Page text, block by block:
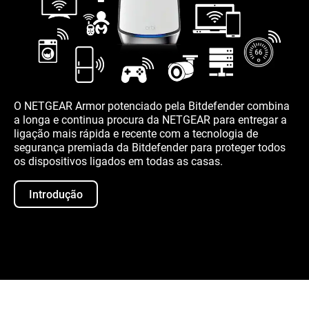
O NETGEAR Armor potenciado pela Bitdefender combina
a longa e continua procura da NETGEAR para entregar a
ligação mais rápida e recente com a tecnologia de
segurança premiada da Bitdefender para proteger todos
os dispositivos ligados em todas as casas.
Introdução